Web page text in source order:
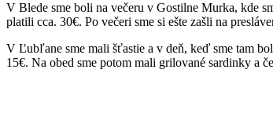
V Blede sme boli na večeru v Gostilne Murka, kde
platili cca. 30€. Po večeri sme si ešte zašli na
V Ľubľane sme mali šťastie a v deň, keď sme tam
15€. Na obed sme potom mali grilované sardinky a